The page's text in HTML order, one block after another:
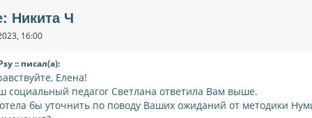
Никита Ч
16:00
:: писал(а):
Елена!
социальный педагог Светлана ответила Вам выше.
бы уточнить по поводу Ваших ожиданий от методики